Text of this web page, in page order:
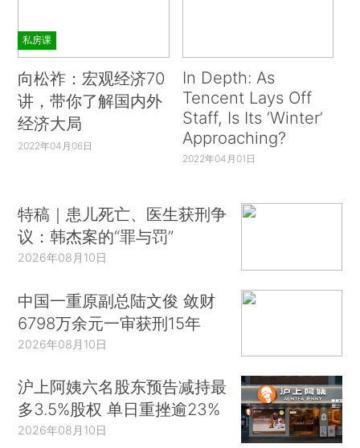
私房课
向松祚：宏观经济70
讲，带你了解国内外
经济大局
2022年04月06日
In Depth: As
Tencent Lays Off
Staff, Is Its ‘Winter’
Approaching?
2022年04月01日
特稿｜患儿死亡、医生获刑争
议：韩杰案的“罪与罚”
2026年08月10日
中国一重原副总陆文俊 敛财
6798万余元一审获刑15年
2026年08月10日
沪上阿姨六名股东预告减持最
多3.5%股权 单日重挫逾23%
2026年08月10日